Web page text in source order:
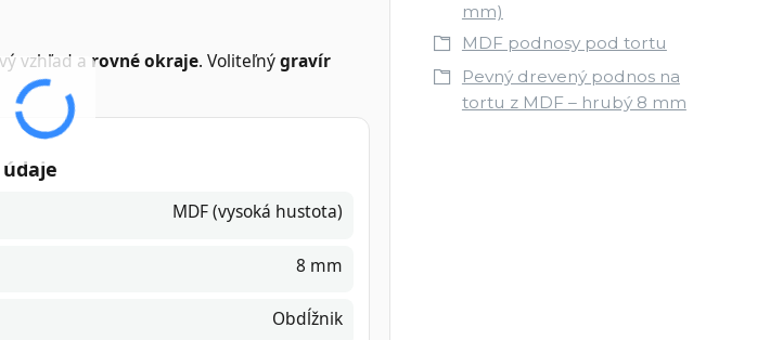
vzhľad a rovné okraje. Voliteľnýgravír
MDF (vysoká hustota)
8 mm
Obdĺžnik
mm)
MDF podnosy pod tortu
Pevný drevený podnos na
tortu z MDF – hrubý 8 mm